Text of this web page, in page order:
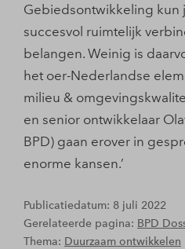
Gebiedsontwikkeling kun
succesvol ruimtelijk
belangen. Weinig is
het oer-Nederlandse
milieu &
en senior ontwikkelaar
BPD) gaan erover in
enorme kansen.’
Publicatiedatum: 8 juli 2022
Gerelateerde pagina: BPD
Thema: Duurzaam ontwikkelen